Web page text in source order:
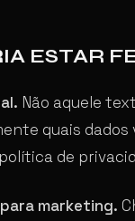
ESTAR
Não aquele
quais
de
marketing.